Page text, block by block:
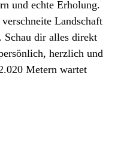
und echte Erholung.
Landschaft
Schau dir alles direkt
herzlich und
Metern wartet